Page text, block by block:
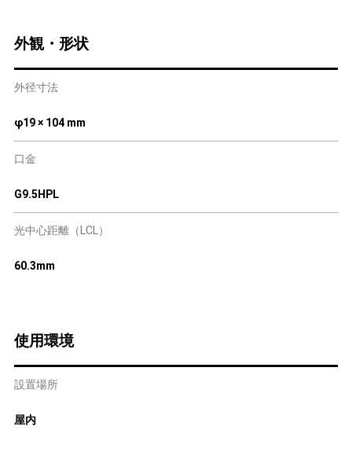
外観・形状
外径寸法
φ19 × 104 mm
口金
G9.5HPL
光中心距離（LCL）
60.3mm
使用環境
設置場所
屋内